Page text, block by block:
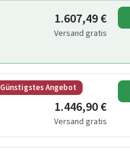
1.607,49 €
Versand gratis
Günstigstes Angebot
1.446,90 €
Versand gratis